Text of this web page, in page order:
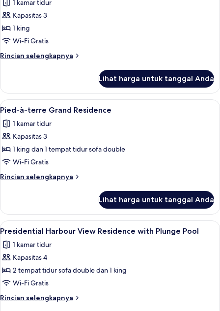
(Annex)
foto
untuk
Vitalis
Pool
Suite
(Annex)
1 kamar tidur
Kapasitas 3
1 king
Wi-Fi Gratis
Rincian selengkapnya
Rincian
Vitalis
Pool
Suite
Lihat harga untuk tanggal Anda
Lihat
semua
foto
untuk
Pied-
à-
terre
Grand
Seprai premium, minibar, brankas,
9
Pied-à-terre Grand Residence
1 kamar tidur
Kapasitas 3
1 king dan 1 tempat tidur sofa double
Wi-Fi Gratis
Rincian selengkapnya
Rincian
Pied-
à-
terre
Residence
Lihat harga untuk tanggal Anda
Lihat
semua
foto
untuk
Presidential
Harbour
View
Residence
Smart TV 55-cm dengan saluran TV
6
Presidential Harbour View Residence with Plunge Pool
1 kamar tidur
Kapasitas 4
2 tempat tidur sofa double dan 1 king
Wi-Fi Gratis
Rincian selengkapnya
Rincian